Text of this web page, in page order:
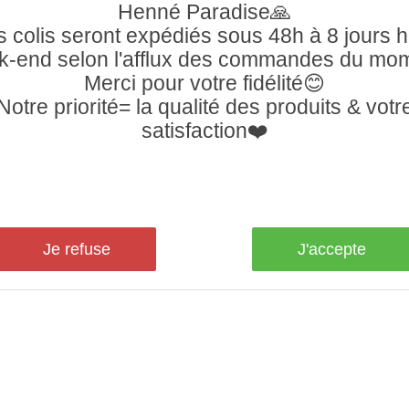
Henné Paradise🙏
colis seront expédiés sous 48h à 8 jours
end selon l'afflux des commandes du
Merci pour votre fidélité😊
priorité= la qualité des produits &
satisfaction❤️
Je refuse J'accepte